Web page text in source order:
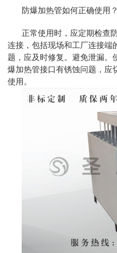
防爆加热管如何正确使用
正常使用时，应定期检查
连接，包括现场和工厂连接端
题，应及时修复。避免泄漏。
爆加热管接口有锈蚀问题，应
使用。